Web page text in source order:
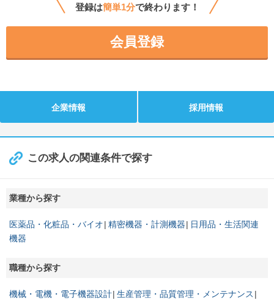
登録は簡単1分で終わります！
会員登録
企業情報 採用情報
この求人の関連条件で探す
業種から探す
医薬品・化粧品・バイオ 精密機器・計測機器
日用品・生活関連
機器
職種から探す
機械・電機・電子機器設計 生産管理・品質管理・メンテナンス